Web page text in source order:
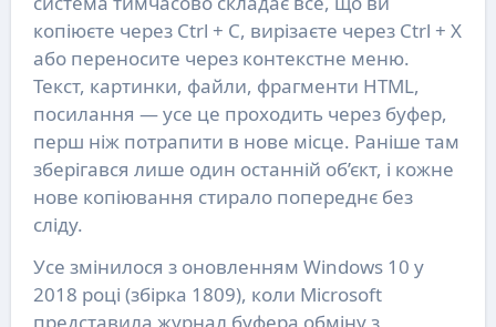
копіюєте через Ctrl + C, вирізаєте через Ctrl + X
або переносите через контекстне меню.
Текст, картинки, файли, фрагменти HTML,
посилання — усе це проходить через буфер,
перш ніж потрапити в нове місце. Раніше там
зберігався лише один останній об’єкт, і кожне
нове копіювання стирало попереднє без
сліду.
Усе змінилося з оновленням Windows 10 у
2018 році (збірка 1809), коли Microsoft